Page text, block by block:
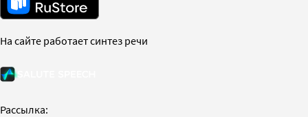
На сайте работает синтез речи
Рассылка: